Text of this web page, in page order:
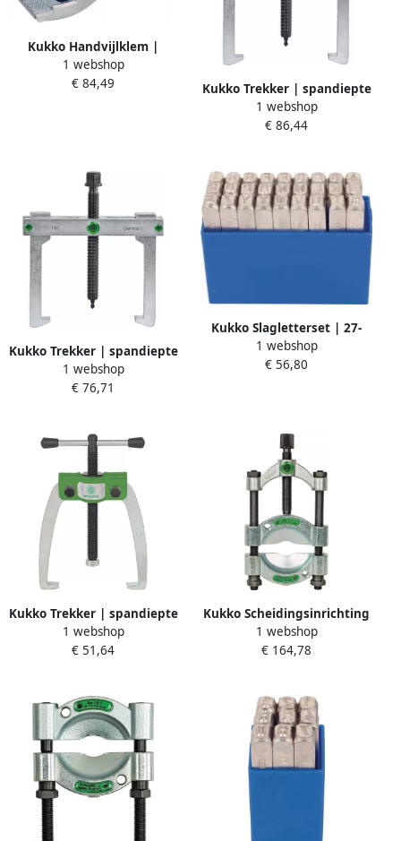
Kukko Handvijlklem |
bekbreedte 65 mm
spanwijdte 45 mm totale
1 webshop
€ 84,49
Kukko Trekker | spandiepte
50 mm | spanwijdte 80 mm
| 1 stuk 110-02
1 webshop
€ 86,44
Kukko Trekker | spandiepte
100 mm | spanwijdte 100
mm | 1 stuk 110-1
1 webshop
€ 76,71
Kukko Slagletterset | 27-
delig hoofdletters A-Z |
letterhoogte 4 mm in
1 webshop
€ 56,80
Kukko Trekker | spandiepte
70 mm | spanwijdte 70 mm
| 1 T | 1 stuk 43-2
1 webshop
€ 51,64
Kukko Scheidingsinrichting
| opening A 12-75 mm voor
art.nr. 4157 490 001 | 1 stuk
1 webshop
€ 164,78